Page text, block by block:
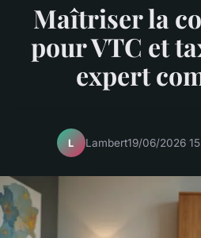
Maîtriser la
pour VTC et
expert
L Lambert19/06/2026